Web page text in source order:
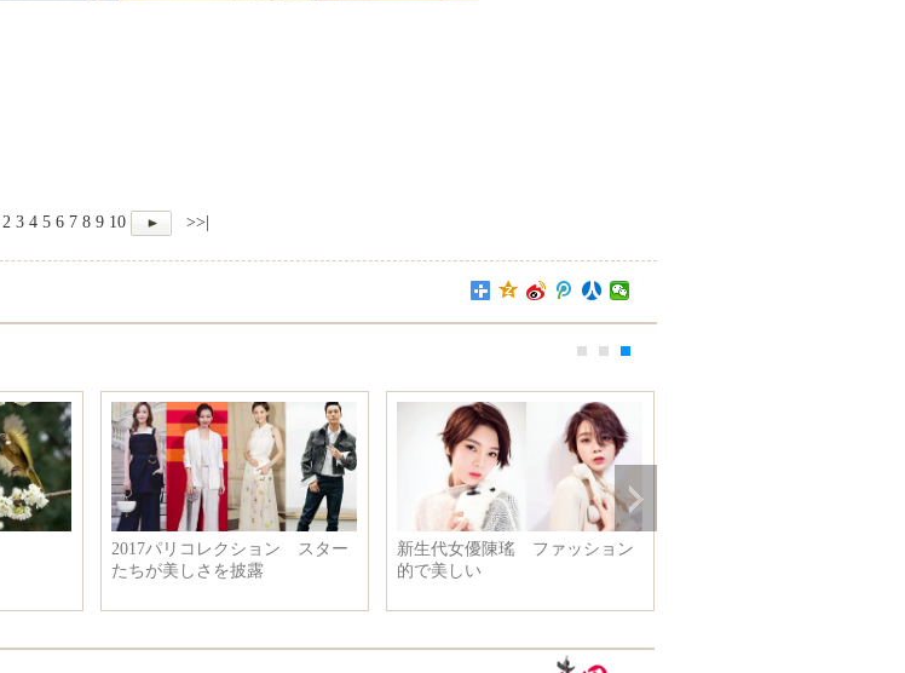
2 3 4 5 6 7 8 9 10 >>|
2017パリコレクション スター
たちが美しさを披露
新生代女優陳瑤 ファッション
的で美しい